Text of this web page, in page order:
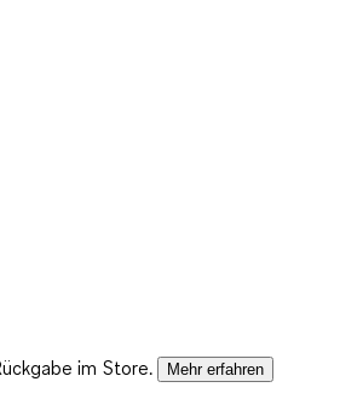
im Store. Mehr erfahren